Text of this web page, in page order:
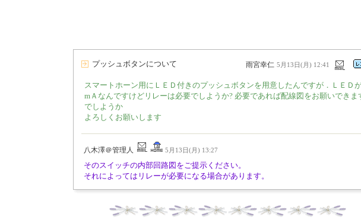
プッシュボタンについて 雨宮幸仁 5月13日(月) 12:41
スマートホーン用にＬＥＤ付きのプッシュボタンを用意したんですが．ＬＥＤ
mＡなんですけどリレーは必要でしようか? 必要であれば配線図をお願いできま
でしようか
よろしくお願いします
八木澤＠管理人 5月13日(月) 13:27
そのスイッチの内部回路図をご提示ください。
それによってはリレーが必要になる場合があります。